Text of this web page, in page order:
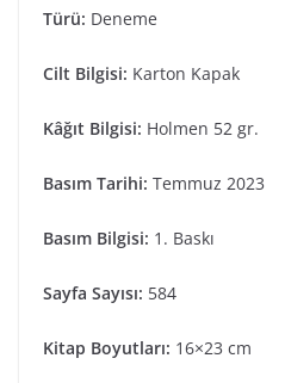
Türü: Deneme
Cilt Bilgisi: Karton Kapak
Kâğıt Bilgisi: Holmen 52 gr.
Basım Tarihi: Temmuz 2023
Basım Bilgisi: 1. Baskı
Sayfa Sayısı: 584
Kitap Boyutları: 16×23 cm